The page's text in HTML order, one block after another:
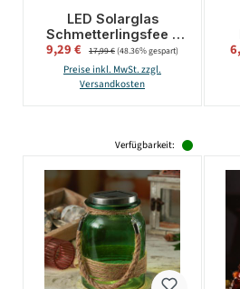
LED Solarglas
Schmetterlingsfee -
Windlicht mit Juteseil
- 30 warmweiße LED -
Lichtsensor - H: 16cm
Verkaufspreis:
9,29 € Regulärer Preis:
17,99 €(48.36% gespart)
Preise inkl. MwSt. zzgl.
Versandkosten
Verfügbarkeit: